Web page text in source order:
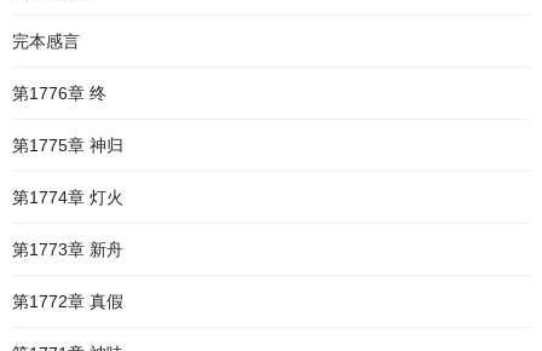
完本感言
第1776章 终
第1775章 神归
第1774章 灯火
第1773章 新舟
第1772章 真假